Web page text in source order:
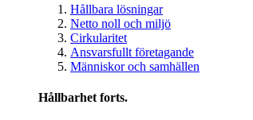
Hållbara lösningar
Netto noll och miljö
Cirkularitet
Ansvarsfullt företagande
Människor och samhällen
Hållbarhet forts.